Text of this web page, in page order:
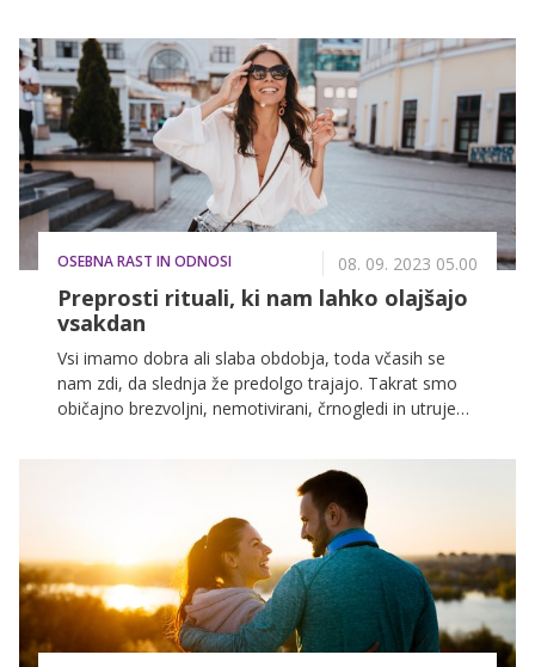
sodelavec Robert Erjavec se je tako zapisal v mnoga
srca in ne bomo ga pozabili, kljub temu da nas je za
vedno in povsem nepričakovano zapustil.
OSEBNA RAST IN ODNOSI 08. 09. 2023 05.00
Preprosti rituali, ki nam lahko olajšajo
vsakdan
Vsi imamo dobra ali slaba obdobja, toda včasih se
nam zdi, da slednja že predolgo trajajo. Takrat smo
običajno brezvoljni, nemotivirani, črnogledi in utrujeni,
lahko govorimo tolažilne besede v smislu, saj bo
bolje, a še bolje bi bilo, če bi kar sami zavihali rokave
in se končno premaknili od besed k dejanjem. Torej,
kako lahko izboljšamo svoje počutje in si olajšamo
vsakdan? Več o tem si lahko preberete v nadaljevanju.